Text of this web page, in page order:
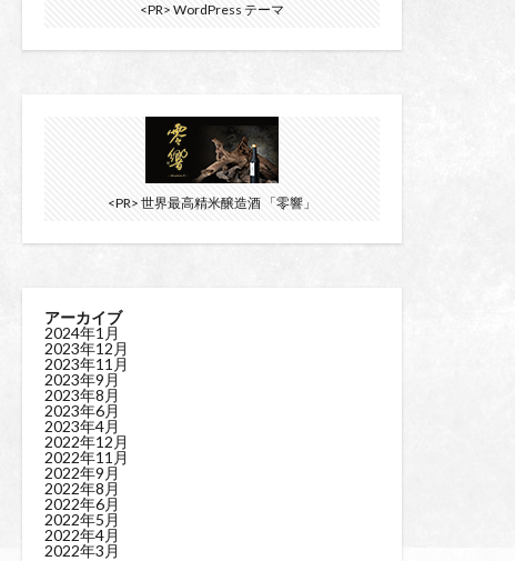
<PR> WordPress テーマ
<PR> 世界最高精米醸造酒 「零響」
アーカイブ
2024年1月
2023年12月
2023年11月
2023年9月
2023年8月
2023年6月
2023年4月
2022年12月
2022年11月
2022年9月
2022年8月
2022年6月
2022年5月
2022年4月
2022年3月